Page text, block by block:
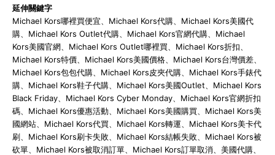
延伸關鍵字
Michael Kors哪裡買便宜、Michael Kors代購、Michael Kors美國代
購、Michael Kors Outlet代購、Michael Kors官網代購、Michael
Kors美國官網、Michael Kors Outlet哪裡買、Michael Kors折扣、
Michael Kors特價、Michael Kors美國價格、Michael Kors台灣價差、
Michael Kors包包代購、Michael Kors皮夾代購、Michael Kors手錶代
購、Michael Kors鞋子代購、Michael Kors美國Outlet、Michael Kors
Black Friday、Michael Kors Cyber Monday、Michael Kors官網折扣
碼、Michael Kors優惠活動、Michael Kors美國購買、Michael Kors美
國網站、Michael Kors代買、Michael Kors轉運、Michael Kors美卡代
刷、Michael Kors刷卡失敗、Michael Kors結帳失敗、Michael Kors被
砍單、Michael Kors被取消訂單、Michael Kors訂單取消、美國代購、